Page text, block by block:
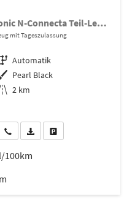
1.3 DIG-T MHEV 158 PS X-Tronic N-Connecta Teil-Leder PanoGlasdach Klimaautomatik Sitzheizung Lenkradheizung Navi ACC PDC v+h 360°Kamera DAB Bluetooth Touchscreen Apple CarPlay Android Auto 18"LM
mit Tageszulassung
Getriebe Automatik
Außenfarbe Pearl Black
Kilometerstand 2 km
Wir rufen Sie anPDF-Datei, Fahrzeugexposé
100km